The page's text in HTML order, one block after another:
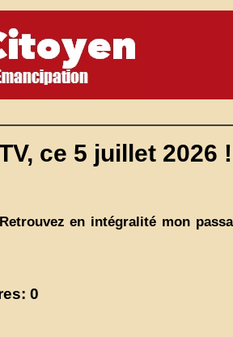
ce 5 juillet 2026 !
en intégralité mon
0